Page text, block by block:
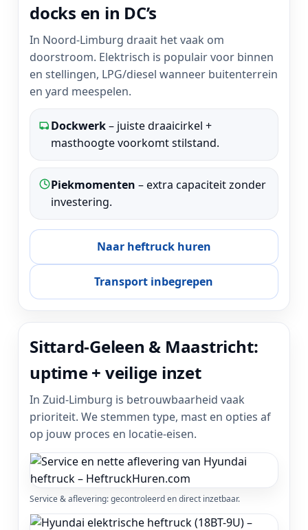
docks en in DC’s
In Noord-Limburg draait het vaak om
doorstroom. Elektrisch is populair voor binnen
en stellingen, LPG/diesel wanneer buitenterrein
en yard meespelen.
Dockwerk– juiste draaicirkel +
masthoogte voorkomt stilstand.
Piekmomenten – extra capaciteit zonder
investering.
Naar heftruck huren
Transport inbegrepen
Sittard-Geleen & Maastricht:
uptime + veilige inzet
In Zuid-Limburg is betrouwbaarheid vaak
prioriteit. We stemmen type, mast en opties af
op jouw proces en locatie-eisen.
Service & aflevering: gecontroleerd en direct inzetbaar.